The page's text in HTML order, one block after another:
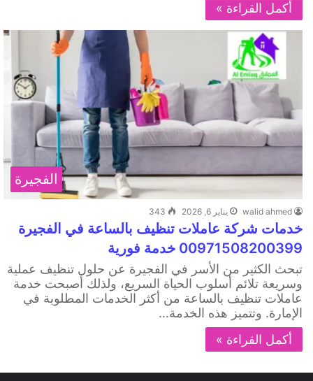
أكمل القراءة »
الفجيرة
walid ahmed يناير 6, 2026 343
خدمات شركة عاملات تنظيف بالساعة في الفجيرة
00971508200399 خدمة فورية
تبحث الكثير من الأسر في الفجيرة عن حلول تنظيف عملية
وسريعة تلائم أسلوب الحياة السريع، ولذلك أصبحت خدمة
عاملات تنظيف بالساعة من أكثر الخدمات المطلوبة في
الإمارة. وتتميز هذه الخدمة…
أكمل القراءة »